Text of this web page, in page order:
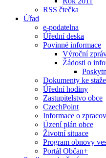
RSS čtečka
Úřad
e-podatelna
Úřední deska
Povinné informace
Výroční
Žádosti o
Dokumenty ke
Úřední hodiny
Zastupitelstvo obce
CzechPoint
Informace o
Úzení plán obce
Životní situace
Program obnovy
Portál Občan+